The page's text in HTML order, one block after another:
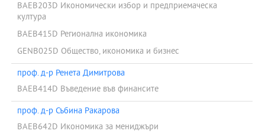
BAEB203D Икономически избор и предприемаческа
култура
BAEB415D Регионална икономика
GENB025D Общество, икономика и бизнес
проф. д-р Ренета Димитрова
BAEB414D Въведение във финансите
проф. д-р Събина Ракарова
BAEB642D Икономика за мениджъри